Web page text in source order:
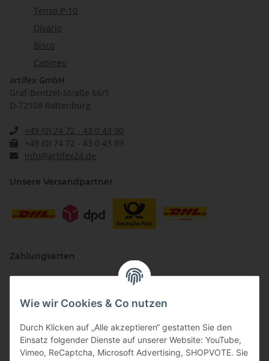
Wie wir Cookies & Co nutzen
Durch Klicken auf „Alle akzeptieren“ gestatten Sie den
Einsatz folgender Dienste auf unserer Website: YouTube,
Vimeo, ReCaptcha, Microsoft Advertising, SHOPVOTE. Sie
Tenso P-10
Divario
Bisco
Cabineo
artifex GmbH
Graf-Bentzel-Straße 66/1
D-72108 Rottenburg
+49 (0) 74 72 - 43 0 43 90
+49 (0) 74 72 - 43 0 43 89
info@artifex24.de
Unsere Versandpartner
Zahlungsarten